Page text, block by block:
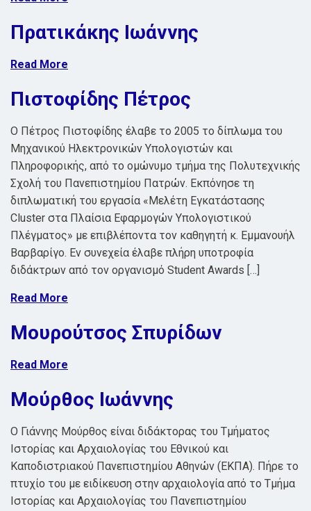
Πρατικάκης Ιωάννης
Read More
Πιστοφίδης Πέτρος
Ο Πέτρος Πιστοφίδης έλαβε το 2005 το δίπλωμα του
Μηχανικού Ηλεκτρονικών Υπολογιστών και
Πληροφορικής, από το ομώνυμο τμήμα της Πολυτεχνικής
Σχολή του Πανεπιστημίου Πατρών. Εκπόνησε τη
διπλωματική του εργασία «Μελέτη Εγκατάστασης
Cluster στα Πλαίσια Εφαρμογών Υπολογιστικού
Πλέγματος» με επιβλέποντα τον καθηγητή κ. Εμμανουήλ
Βαρβαρίγο. Εν συνεχεία έλαβε πλήρη υποτροφία
διδάκτρων από τον οργανισμό Student Awards […]
Read More
Μουρούτσος Σπυρίδων
Read More
Μούρθος Ιωάννης
Ο Γιάννης Μούρθος είναι διδάκτορας του Τμήματος
Ιστορίας και Αρχαιολογίας του Εθνικού και
Καποδιστριακού Πανεπιστημίου Αθηνών (ΕΚΠΑ). Πήρε το
πτυχίο του με ειδίκευση στην αρχαιολογία από το Τμήμα
Ιστορίας και Αρχαιολογίας του Πανεπιστημίου